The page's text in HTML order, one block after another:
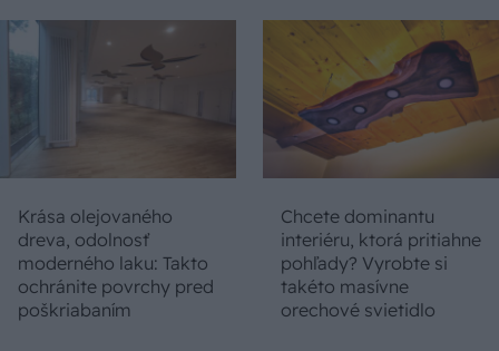
Krása olejovaného
dreva, odolnosť
moderného laku: Takto
ochránite povrchy pred
poškriabaním
Chcete dominantu
interiéru, ktorá pritiahne
pohľady? Vyrobte si
takéto masívne
orechové svietidlo